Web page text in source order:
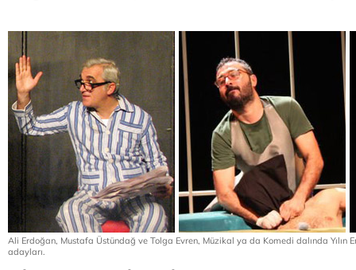
Ali Erdoğan, Mustafa Üstündağ ve Tolga Evren, Müzikal ya da Komedi dalında Yılın
adayları.